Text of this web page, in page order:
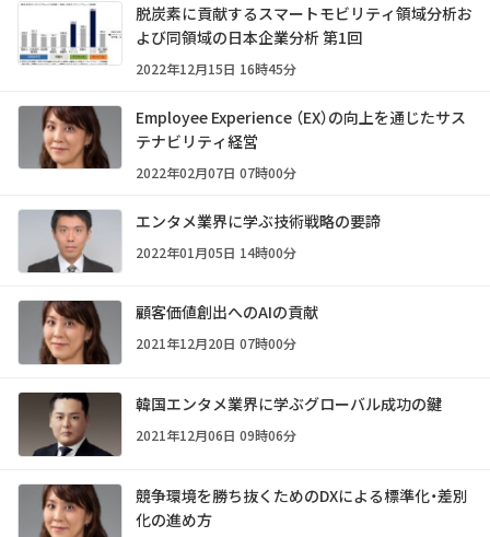
脱炭素に貢献するスマートモビリティ領域分析お
よび同領域の日本企業分析 第1回
2022年12月15日 16時45分
Employee Experience （EX）の向上を通じたサス
テナビリティ経営
2022年02月07日 07時00分
エンタメ業界に学ぶ技術戦略の要諦
2022年01月05日 14時00分
顧客価値創出へのAIの貢献
2021年12月20日 07時00分
韓国エンタメ業界に学ぶグローバル成功の鍵
2021年12月06日 09時06分
競争環境を勝ち抜くためのDXによる標準化・差別
化の進め方